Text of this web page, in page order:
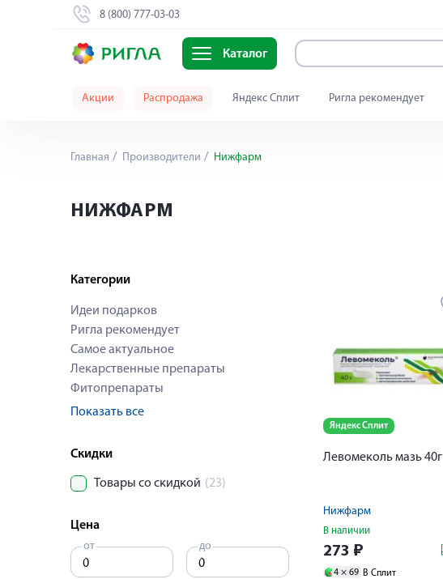
8 (800) 777-03-03
Каталог
Акции Распродажа Яндекс Сплит Ригла рекомендует
Главная Производители Нижфарм
НИЖФАРМ
Категории
Идеи подарков
Ригла рекомендует
Самое актуальное
Лекарственные препараты
Фитопрепараты
Показать все
Скидки
Товары со скидкой (23)
Цена
от до
Яндекс Сплит
Левомеколь мазь 40г
Нижфарм
В наличии
273 ₽
4 × 69 В Сплит